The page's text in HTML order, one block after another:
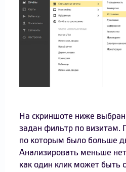
На скриншоте ниже
задан фильтр по визитам.
по которым было больше
Анализировать меньше
как один клик может быть